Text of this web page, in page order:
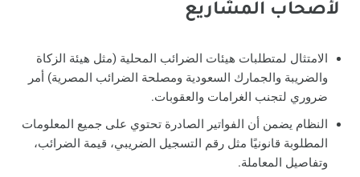
لأصحاب المشاريع
الامتثال لمتطلبات هيئات الضرائب المحلية (مثل هيئة الزكاة
والضريبة والجمارك السعودية ومصلحة الضرائب المصرية) أمر
ضروري لتجنب الغرامات والعقوبات.
النظام يضمن أن الفواتير الصادرة تحتوي على جميع المعلومات
المطلوبة قانونيًا مثل رقم التسجيل الضريبي، قيمة الضرائب،
وتفاصيل المعاملة.